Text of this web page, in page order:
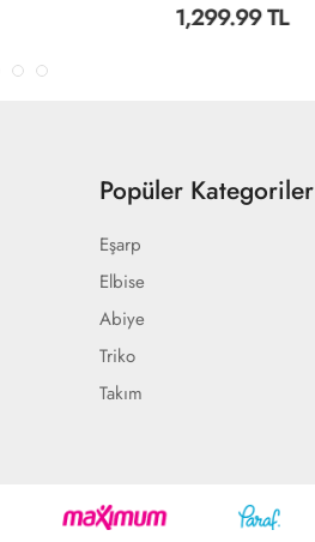
Popüler Kategoriler
Eşarp
Elbise
Abiye
Triko
Takım